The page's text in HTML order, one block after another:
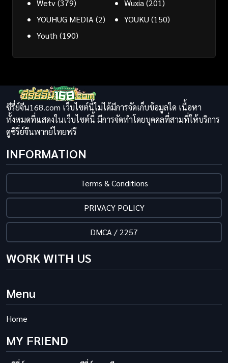
Wetv(379) Wuxia (201)
YOUHUG MEDIA (2) YOUKU (150)
Youth (190)
ซีรี่ย์จีน168.com เว็บไซต์นี้ไม่ได้มีการจัดเก็บข้อมูลใด เนื้อหา
ทั้งหมดที่แสดงในเว็บไซต์นี้ มีการจัดทำโดยบุคคลที่สามที่ให้บริการ
ดูซีรี่ย์จีนพากย์ไทยฟรี
INFORMATION
Terms & Conditions
PRIVACY POLICY
DMCA / 2257
WORK WITH US
Menu
Home
MY FRIEND